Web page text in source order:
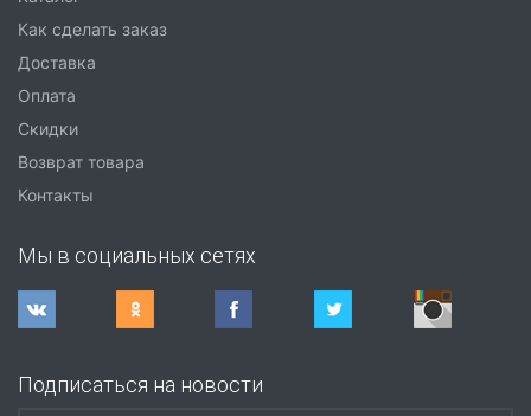
Как сделать заказ
Доставка
Оплата
Скидки
Возврат товара
Контакты
Мы в социальных сетях
Подписаться на новости